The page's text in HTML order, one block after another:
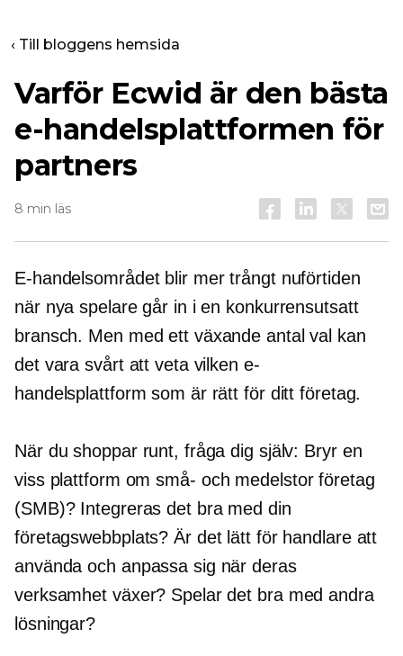
‹ Till bloggens hemsida
Varför Ecwid är den bästa
e-handelsplattformen för
partners
8 min läs
E-handelsområdet blir mer trångt nuförtiden
när nya spelare går in i en konkurrensutsatt
bransch. Men med ett växande antal val kan
det vara svårt att veta vilken e-
handelsplattform som är rätt för ditt företag.
När du shoppar runt, fråga dig själv: Bryr en
viss plattform omsmå- och medelstorföretag
(SMB)? Integreras det bra med din
företagswebbplats? Är det lätt för handlare att
använda och anpassa sig när deras
verksamhet växer? Spelar det bra med andra
lösningar?